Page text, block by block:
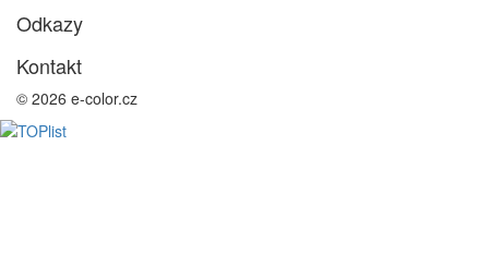
Odkazy
Kontakt
© 2026 e-color.cz